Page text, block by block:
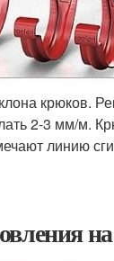
крюков.
2-3 мм/м.
линию